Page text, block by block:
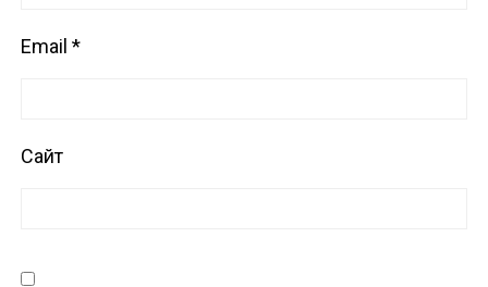
Email*
Сайт